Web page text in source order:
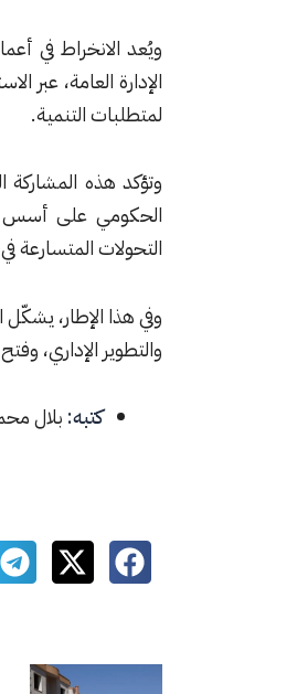
ويُعد الانخراط في
الإدارة العامة، عبر
لمتطلبات التنمية.
وتؤكد هذه المشاركة
الحكومي على أسس
التحولات المتسارعة
والتطوير الإداري،
كتبه: بلال